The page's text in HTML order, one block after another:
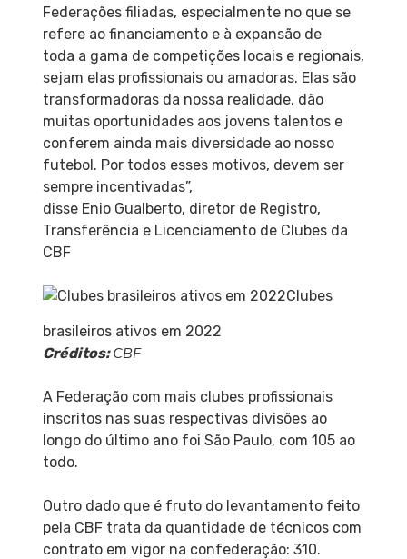
Federações filiadas, especialmente no que se
refere ao financiamento e à expansão de
toda a gama de competições locais e regionais,
sejam elas profissionais ou amadoras. Elas são
transformadoras da nossa realidade, dão
muitas oportunidades aos jovens talentos e
conferem ainda mais diversidade ao nosso
futebol. Por todos esses motivos, devem ser
sempre incentivadas”,
disse Enio Gualberto, diretor de Registro,
Transferência e Licenciamento de Clubes da
CBF
Clubes
brasileiros ativos em 2022
Créditos:CBF
A Federação com mais clubes profissionais
inscritos nas suas respectivas divisões ao
longo do último ano foi São Paulo, com 105 ao
todo.
Outro dado que é fruto do levantamento feito
pela CBF trata da quantidade de técnicos com
contrato em vigor na confederação: 310.